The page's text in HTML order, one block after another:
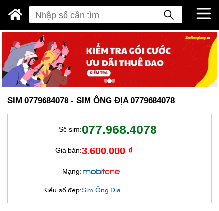
SIM 0779684078 - SIM ÔNG ĐỊA 0779684078
Số sim:077.968.4078
Giá bán:3.600.000 ₫
Mạng:
Kiểu số đẹp:Sim Ông Địa